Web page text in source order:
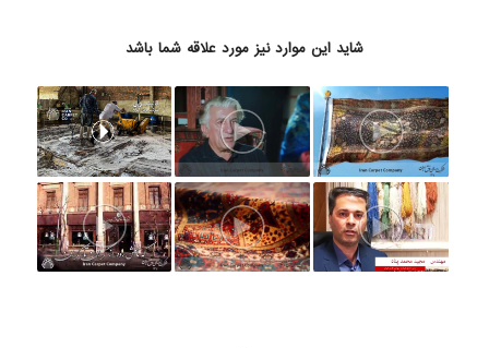
شاید این موارد نیز مورد علاقه شما باشد